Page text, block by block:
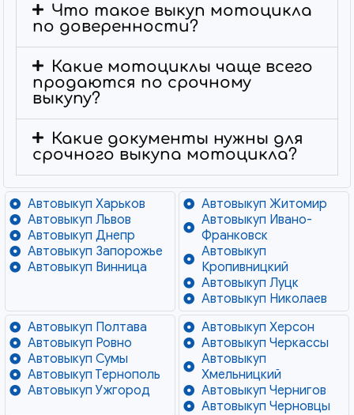
Что такое выкуп мотоцикла
по доверенности?
Какие мотоциклы чаще всего
продаются по срочному
выкупу?
Какие документы нужны для
срочного выкупа мотоцикла?
Автовыкуп Харьков
Автовыкуп Львов
Автовыкуп Днепр
Автовыкуп Запорожье
Автовыкуп Винница
Автовыкуп Житомир
Автовыкуп Ивано-
Франковск
Автовыкуп
Кропивницкий
Автовыкуп Луцк
Автовыкуп Николаев
Автовыкуп Полтава
Автовыкуп Ровно
Автовыкуп Сумы
Автовыкуп Тернополь
Автовыкуп Ужгород
Автовыкуп Херсон
Автовыкуп Черкассы
Автовыкуп
Хмельницкий
Автовыкуп Чернигов
Автовыкуп Черновцы